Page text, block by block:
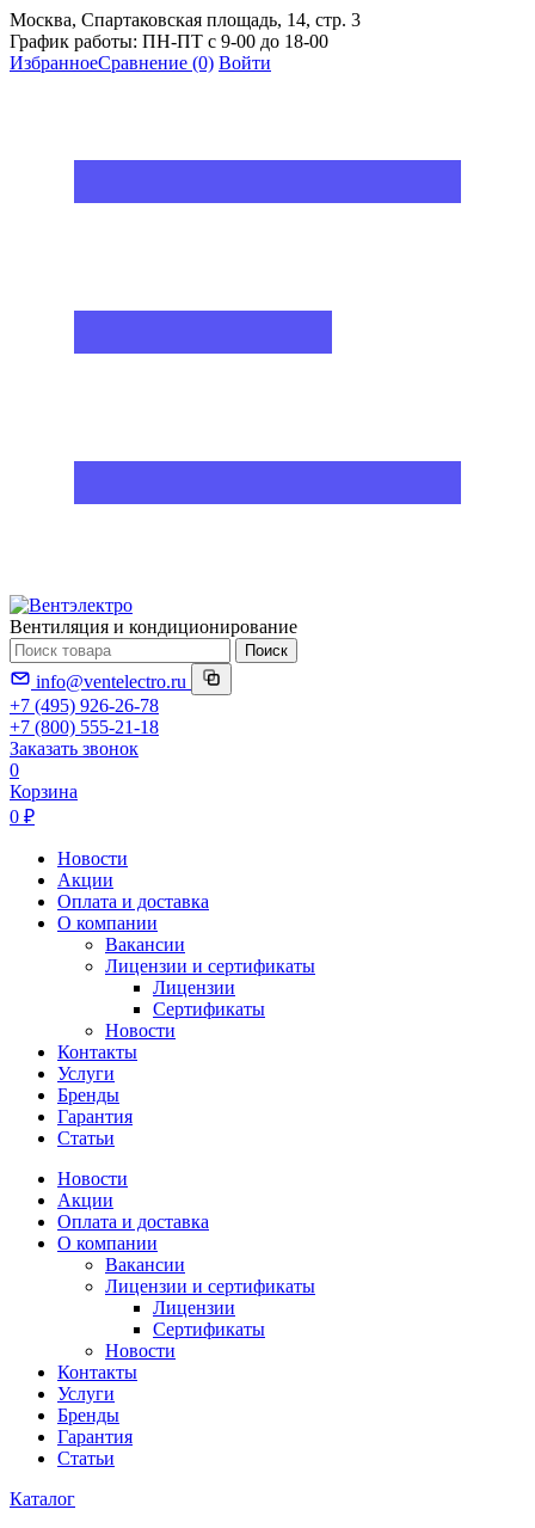
Москва, Спартаковская площадь, 14, стр. 3
График работы: ПН-ПТ с 9-00 до 18-00
ИзбранноеСравнение (0) Войти
Вентиляция и кондиционирование
Поиск
info@ventelectro.ru
+7 (495) 926-26-78
+7 (800) 555-21-18
Заказать звонок
0
Корзина
0 ₽
Новости
Акции
Оплата и доставка
О компании
Вакансии
Лицензии и сертификаты
Лицензии
Сертификаты
Новости
Контакты
Услуги
Бренды
Гарантия
Статьи
Новости
Акции
Оплата и доставка
О компании
Вакансии
Лицензии и сертификаты
Лицензии
Сертификаты
Новости
Контакты
Услуги
Бренды
Гарантия
Статьи
Каталог